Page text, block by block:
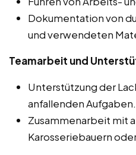
Dokumentation von
und verwendeten
Teamarbeit und
Unterstützung der
anfallenden Aufgaben.
Zusammenarbeit mit
Karosseriebauern